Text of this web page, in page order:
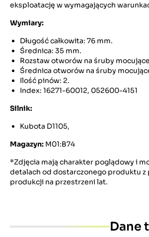
eksploatację w wymagających
Wymiary:
Długość całkowita: 76 mm.
Średnica: 35 mm.
Rozstaw otworów na śruby
Średnica otworów na śruby
Ilość pinów: 2.
Index: 16271-60012, 052600-4151
Silnik:
Kubota D1105,
Magazyn: M01:B74
*Zdjęcia mają charakter poglądowy i
detalach od dostarczonego produktu z
produkcji na przestrzeni lat.
Dane